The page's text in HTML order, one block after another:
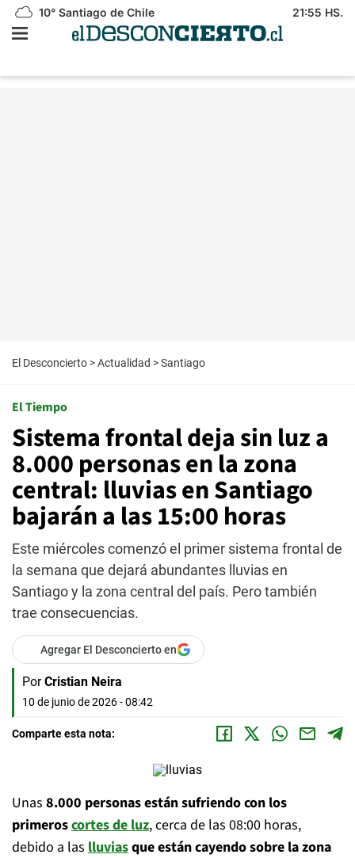
10° Santiago de Chile 21:55 HS.
El Desconcierto >Actualidad >Santiago
El Tiempo
Sistema frontal deja sin luz a
8.000 personas en la zona
central: lluvias en Santiago
bajarán a las 15:00 horas
Este miércoles comenzó el primer sistema frontal de
la semana que dejará abundantes lluvias en
Santiago y la zona central del país. Pero también
trae consecuencias.
Agregar El Desconcierto en
Por Cristian Neira
10 de junio de 2026 - 08:42
Comparte esta nota:
Unas 8.000 personas están sufriendo con los
primeroscortes de luz, cerca de las 08:00 horas,
debido a las lluviasque están cayendo sobre la zona